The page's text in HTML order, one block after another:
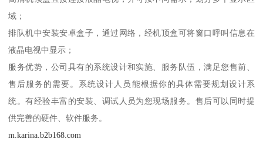
域；
排队机中安装安卓盒子，通过网络，经机顶盒可将窗口呼叫信息在
液晶电视中显示；
服务优势，公司具有的系统设计和实施、服务队伍，满足您售前、
售后服务的需要。系统设计人员能根据你的具体需要规划设计系
统。有经验丰富的安装、调试人员为您现场服务。售后可以同时提
供完善的硬件、软件服务。
m.karina.b2b168.com